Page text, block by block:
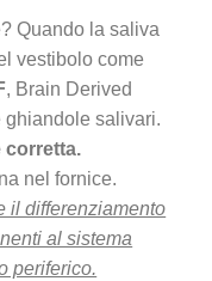
Quando la saliva
vestibolo come
, Brain Derived
ghiandole salivari.
corretta.
nel fornice.
il differenziamento
al sistema
periferico.